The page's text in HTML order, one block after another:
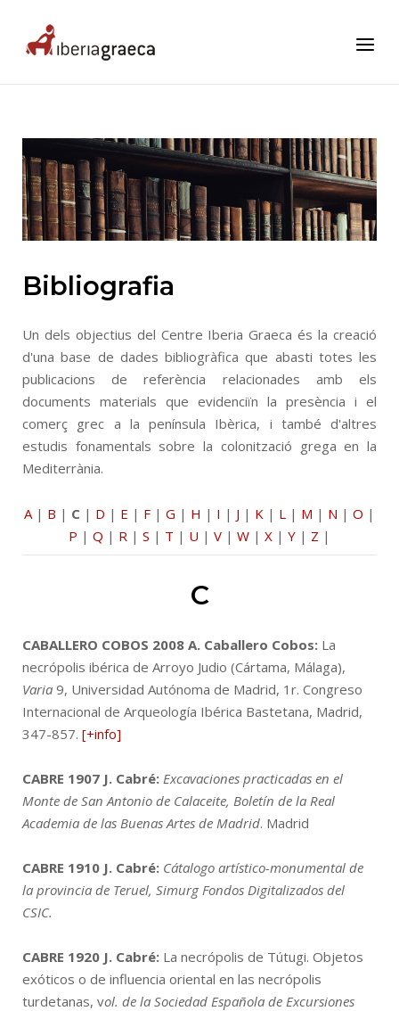
content
Home Menu
Bibliografia
Un dels objectius del Centre Iberia Graeca és la creació
d'una base de dades bibliogràfica que abasti totes les
publicacions de referència relacionades amb els
documents materials que evidenciïn la presència i el
comerç grec a la península Ibèrica, i també d'altres
estudis fonamentals sobre la colonització grega en la
Mediterrània.
A| B | C | D | E | F | G | H | I | J | K | L | M | N | O |
P | Q | R | S | T | U | V | W | X | Y | Z |
C
CABALLERO COBOS 2008 A. Caballero Cobos: La
necrópolis ibérica de Arroyo Judio (Cártama, Málaga),
Varia 9, Universidad Autónoma de Madrid, 1r. Congreso
Internacional de Arqueología Ibérica Bastetana, Madrid,
347-857. [+info]
CABRE 1907 J. Cabré: Excavaciones practicadas en el
Monte de San Antonio de Calaceite, Boletín de la Real
Academia de las Buenas Artes de Madrid. Madrid
CABRE 1910 J. Cabré: Cátalogo artístico-monumental de
la provincia de Teruel, Simurg Fondos Digitalizados del
CSIC.
CABRE 1920 J. Cabré: La necrópolis de Tútugi. Objetos
exóticos o de influencia oriental en las necrópolis
turdetanas, vol. de la Sociedad Española de Excursiones